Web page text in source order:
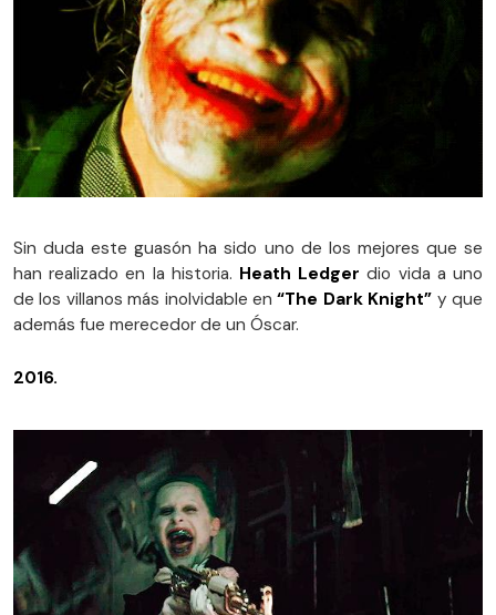
Sin duda este guasón ha sido uno de los mejores que se
han realizado en la historia. Heath Ledger dio vida a uno
de los villanos más inolvidable en“The Dark Knight” y que
además fue merecedor de un Óscar.
2016.